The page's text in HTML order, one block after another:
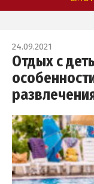
24.09.2021
Отдых с